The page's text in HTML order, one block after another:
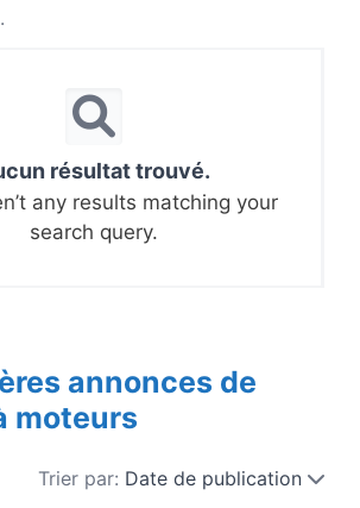
résultat trouvé.
any results matching your
search query.
annonces de
moteurs
Trier par: Date de publication